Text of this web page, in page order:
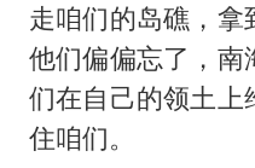
走咱们的岛礁，
他们偏偏忘了，南
们在自己的领土
住咱们。